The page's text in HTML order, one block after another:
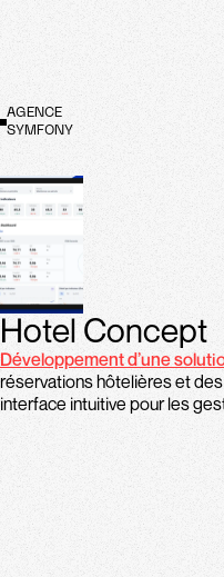
AGENCE
SYMFONY
Hotel Concept
Développement d’une
réservations hôtelières et
interface intuitive pour les